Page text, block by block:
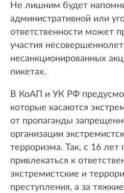
Не лишним будет
административной или
ответственности может
участия
несанкционированных
пикетах.
В КоАП и УК РФ
которые касаются
от пропаганды
организации
терроризма. Так, с 16 лет
привлекаться к
экстремистские и
преступления, а за